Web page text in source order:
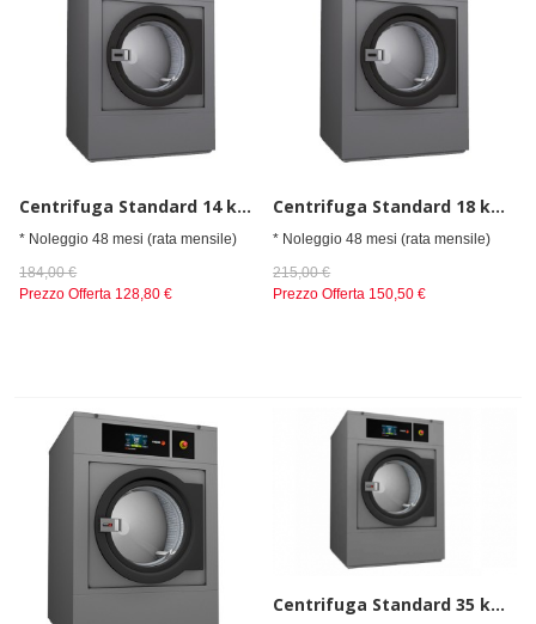
Centrifuga Standard 14 kg elettrico
* Noleggio 48 mesi (rata mensile)
184,00 €
Prezzo Offerta 128,80 €
Centrifuga Standard 18 kg elettrico
* Noleggio 48 mesi (rata mensile)
215,00 €
Prezzo Offerta 150,50 €
Centrifuga Standard 35 kg elettrico